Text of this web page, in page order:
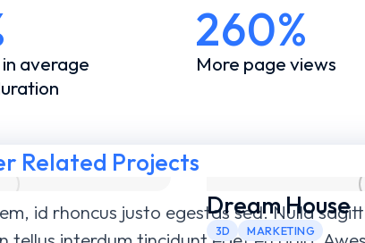
average
260%
More page views
id rhoncus justo egestas sed. Nulla
Related Projects
Dream House
3D MARKETING